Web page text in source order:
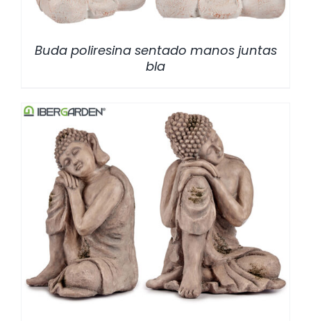
Buda poliresina sentado manos juntas
bla
DETALLES